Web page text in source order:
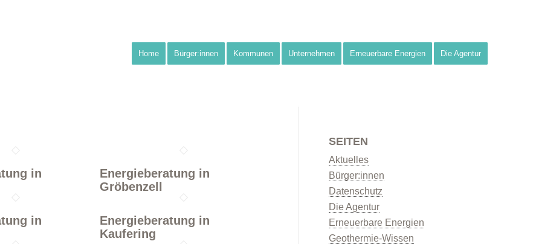
Home Bürger:innen Kommunen Unternehmen Erneuerbare Energien Die Agentur
in
Energieberatung in
Gröbenzell
in
Energieberatung in
Kaufering
SEITEN
Aktuelles
Bürger:innen
Datenschutz
Die Agentur
Erneuerbare Energien
Geothermie-Wissen